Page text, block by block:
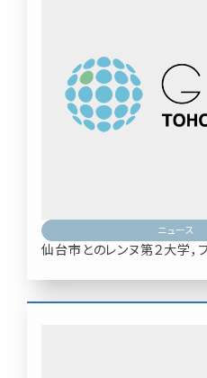
ニュース
仙台市とのレンヌ第２大学